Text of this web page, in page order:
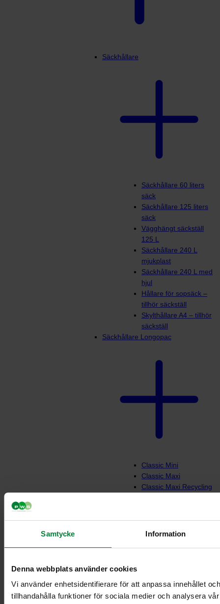
Samtycke Information
Denna webbplats använder cookies
Vi använder enhetsidentifierare för att anpassa innehållet
tillhandahålla funktioner för sociala medier och analysera
Säckhållare
Säckhållare 60 liters
säck
Säckhållare 125 liters
säck
Vägghängt säckställ
125 L
Säckhållare 240 L
mjukplast
Säckhållare 240 L med
hjul
Hållare för sopsäck –
tillhör säckställ
Skylthållare A4 – tillhör
säckställ
Säckhållare Longopac
Classic Mini
Classic Maxi
Classic Maxi Recycling
Säckhållare Midi
Dynamic Pedal FZB
Platta för Bio kassett
mini ställ